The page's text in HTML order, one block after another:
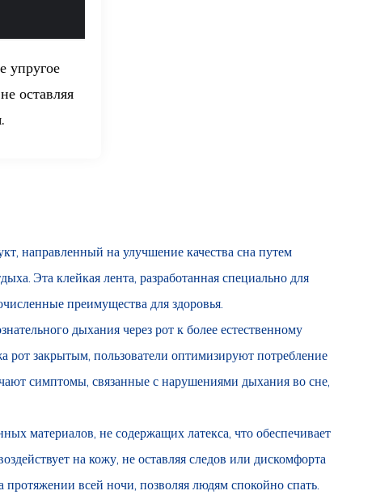
упругое
оставляя
направленный на улучшение качества сна путем
Эта клейкая лента, разработанная специально для
преимущества для здоровья.
дыхания через рот к более естественному
закрытым, пользователи оптимизируют потребление
симптомы, связанные с нарушениями дыхания во сне,
материалов, не содержащих латекса, что обеспечивает
на кожу, не оставляя следов или дискомфорта
всей ночи, позволяя людям спокойно спать.